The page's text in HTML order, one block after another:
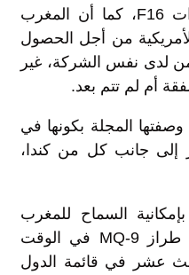
اقتنى من نفس الشركة طائرات F16، كما أن المغرب
من أجل الحصول
لدى نفس الشركة، غير
أم لم تتم بعد.
المجلة بكونها في
إلى جانب كل من كندا،
السماح للمغرب
باقتناء طائرات بدون طيار من طراز MQ-9 في الوقت
عشر في قائمة الدول